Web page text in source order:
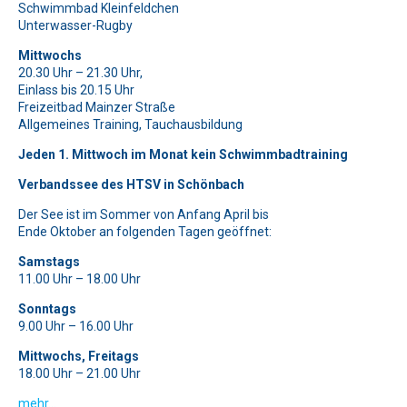
Symbol
Bitte beweise, dass du kein Spambot bist und wähle das
Bitte lasse dieses Feld leer.
Bitte beweise, dass du kein Spambot bist und wähle das
Bitte lasse dieses Feld leer.
Bitte beweise, dass du kein Spambot bist und wähle das
SymbolHaus.
Schwimmbad Kleinfeldchen
Unterwasser-Rugby
Mittwochs
20.30 Uhr – 21.30 Uhr,
Einlass bis 20.15 Uhr
Freizeitbad Mainzer Straße
Allgemeines Training, Tauchausbildung
Jeden 1. Mittwoch im Monat kein Schwimmbadtraining
Verbandssee des HTSV in Schönbach
Der See ist im Sommer von Anfang April bis
Ende Oktober an folgenden Tagen geöffnet:
Samstags
11.00 Uhr – 18.00 Uhr
Sonntags
9.00 Uhr – 16.00 Uhr
Mittwochs, Freitags
18.00 Uhr – 21.00 Uhr
mehr…